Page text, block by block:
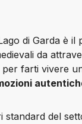
di Garda è il
da
farti vivere
standard del